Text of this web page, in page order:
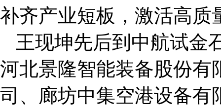
补齐产业短板，激活高质
王现坤先后到中航试金
河北景隆智能装备股份有
司、廊坊中集空港设备有